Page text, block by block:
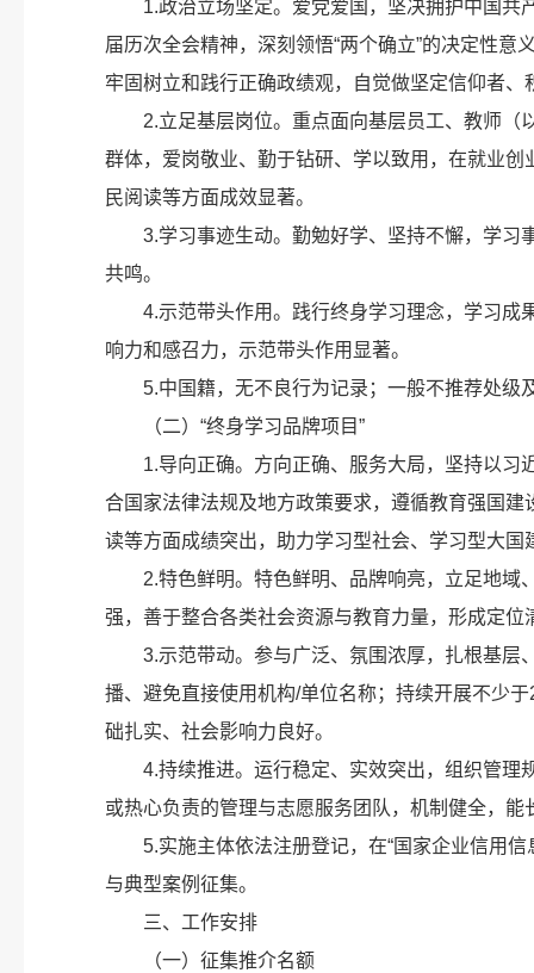
1.政治立场坚定。爱党爱国，坚决拥护中国
届历次全会精神，深刻领悟“两个确立”的决定性意
牢固树立和践行正确政绩观，自觉做坚定信仰者、
2.立足基层岗位。重点面向基层员工、教师
群体，爱岗敬业、勤于钻研、学以致用，在就业
民阅读等方面成效显著。
3.学习事迹生动。勤勉好学、坚持不懈，学习
共鸣。
4.示范带头作用。践行终身学习理念，学习成
响力和感召力，示范带头作用显著。
5.中国籍，无不良行为记录；一般不推荐处级
（二）“终身学习品牌项目”
1.导向正确。方向正确、服务大局，坚持以
合国家法律法规及地方政策要求，遵循教育强国
读等方面成绩突出，助力学习型社会、学习型大国
2.特色鲜明。特色鲜明、品牌响亮，立足地
强，善于整合各类社会资源与教育力量，形成定
3.示范带动。参与广泛、氛围浓厚，扎根基层
播、避免直接使用机构/单位名称；持续开展不少
础扎实、社会影响力良好。
4.持续推进。运行稳定、实效突出，组织管理
或热心负责的管理与志愿服务团队，机制健全，
5.实施主体依法注册登记，在“国家企业信用
与典型案例征集。
三、工作安排
（一）征集推介名额